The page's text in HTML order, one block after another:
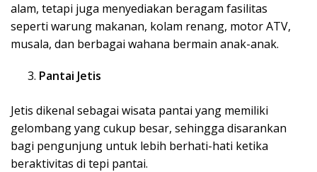
alam, tetapi juga menyediakan beragam fasilitas
seperti warung makanan, kolam renang, motor ATV,
musala, dan berbagai wahana bermain anak-anak.
Pantai Jetis
Jetis dikenal sebagai wisata pantai yang memiliki
gelombang yang cukup besar, sehingga disarankan
bagi pengunjung untuk lebih berhati-hati ketika
beraktivitas di tepi pantai.